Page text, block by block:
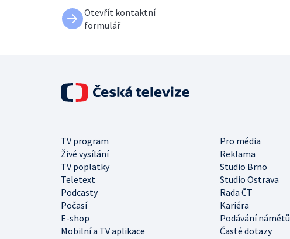
Otevřít kontaktní
formulář
TV program
Pro média
Živé vysílání
Reklama
TV poplatky
Studio Brno
Teletext
Studio Ostrava
Podcasty
Rada ČT
Počasí
Kariéra
E-shop
Podávání námětů
Mobilní a TV aplikace
Časté dotazy